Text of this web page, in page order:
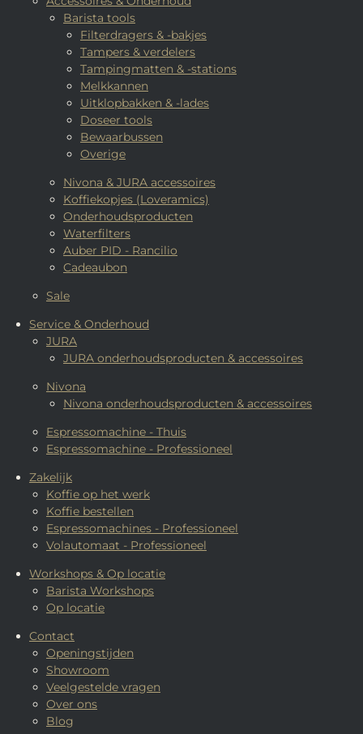
Barista tools
Filterdragers & -bakjes
Tampers & verdelers
Tampingmatten & -stations
Melkkannen
Uitklopbakken & -lades
Doseer tools
Bewaarbussen
Overige
Nivona & JURA accessoires
Koffiekopjes (Loveramics)
Onderhoudsproducten
Waterfilters
Auber PID - Rancilio
Cadeaubon
Sale
Service & Onderhoud
JURA
JURA onderhoudsproducten & accessoires
Nivona
Nivona onderhoudsproducten & accessoires
Espressomachine - Thuis
Espressomachine - Professioneel
Zakelijk
Koffie op het werk
Koffie bestellen
Espressomachines - Professioneel
Volautomaat - Professioneel
Workshops & Op locatie
Barista Workshops
Op locatie
Contact
Openingstijden
Showroom
Veelgestelde vragen
Over ons
Blog